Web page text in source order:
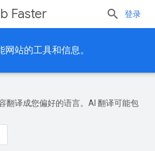
Faster 登录
站的工具和信息。
翻译成您偏好的语言。AI 翻译可能包